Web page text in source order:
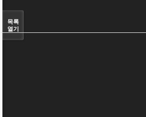
목록
열기